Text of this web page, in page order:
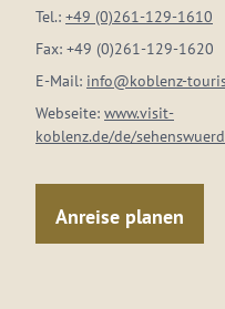
Tel.: +49 (0)261-129-1610
Fax: +49 (0)261-129-1620
E-Mail: info@koblenz-
Webseite: www.visit-
koblenz.de/de/
Anreise planen